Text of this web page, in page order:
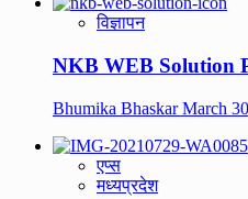
विज्ञापन
NKB WEB Solution
Bhumika BhaskarMarch
एप्स
मध्यप्रदेश